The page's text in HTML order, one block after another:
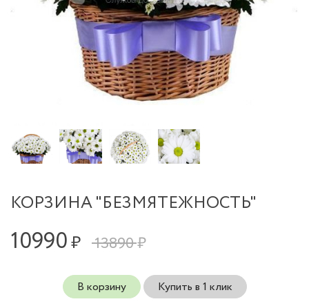
КОРЗИНА "БЕЗМЯТЕЖНОСТЬ"
10990₽ 13890 ₽
В корзину Купить в 1 клик